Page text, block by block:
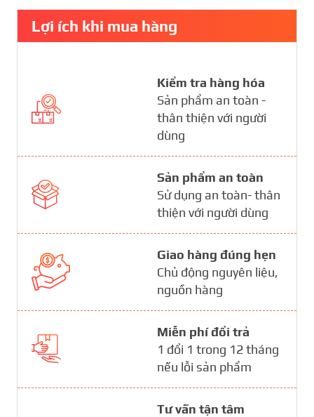
Lợi ích khi mua hàng
Kiểm tra hàng hóa
Sản phẩm an toàn -
thân thiện với người
dùng
Sản phẩm an toàn
Sử dụng an toàn- thân
thiện với người dùng
Giao hàng đúng hẹn
Chủ động nguyên liệu,
nguồn hàng
Miễn phí đổi trả
1 đổi 1 trong 12 tháng
nếu lỗi sản phẩm
Tư vấn tận tâm